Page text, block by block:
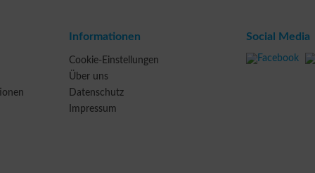
Informationen
Cookie-Einstellungen
Über uns
Datenschutz
Impressum
Social Media